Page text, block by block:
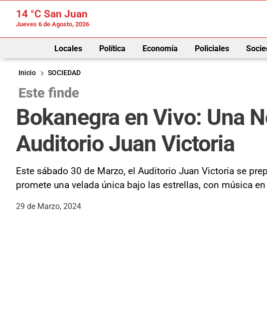
14 °C San Juan
Jueves 6 de Agosto, 2026
Locales Política Economía Policiales
Inicio
SOCIEDAD
Este finde
Bokanegra en Vivo: Una
Auditorio Juan Victoria
Este sábado 30 de Marzo, el Auditorio Juan Victoria se
promete una velada única bajo las estrellas, con música
29 de Marzo, 2024